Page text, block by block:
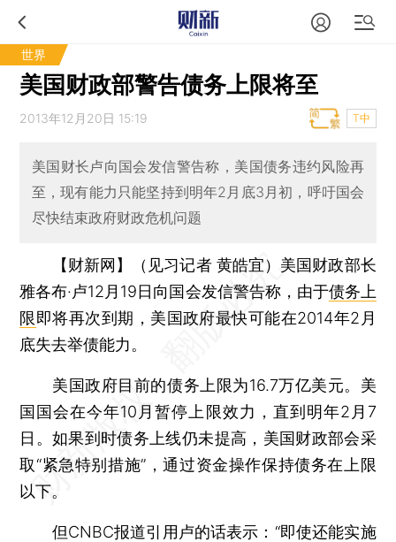
世界
美国财政部警告债务上限将至
2013年12月20日 15:19 T中
美国财长卢向国会发信警告称，美国债务违约风险再
至，现有能力只能坚持到明年2月底3月初，呼吁国会
尽快结束政府财政危机问题
【财新网】（见习记者 黄皓宜） 美国财政部长
雅各布·卢12月19日向国会发信警告称，由于债务上
限即将再次到期，美国政府最快可能在2014年2月
底失去举债能力。
美国政府目前的债务上限为16.7万亿美元。美
国国会在今年10月暂停上限效力，直到明年2月7
日。如果到时债务上线仍未提高，美国财政部会采
取“紧急特别措施”，通过资金操作保持债务在上限
以下。
但CNBC报道引用卢的话表示：“即使还能实施